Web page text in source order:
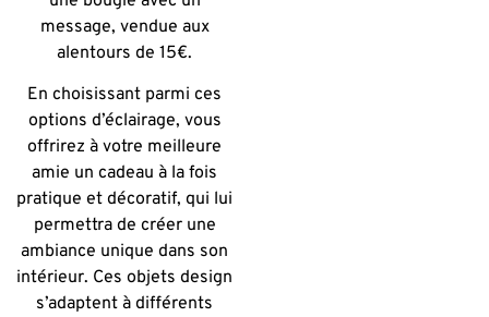
message, vendue aux
alentours de 15€.
En choisissant parmi ces
options d’éclairage, vous
offrirez à votre meilleure
amie un cadeau à la fois
pratique et décoratif, qui lui
permettra de créer une
ambiance unique dans son
intérieur. Ces objets design
s’adaptent à différents